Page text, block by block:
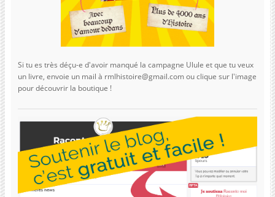
Si tu es très déçu-e d'avoir manqué la campagne Ulule et que tu veux
un livre, envoie un mail à rmlhistoire@gmail.com ou clique sur l'image
pour découvrir la boutique !